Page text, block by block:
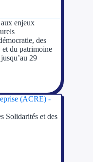
Contactez-nous
enjeux
des
et du patrimoine
29
(ACRE) -
Solidarités et des